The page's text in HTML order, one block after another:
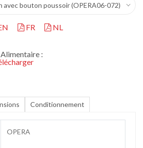
avec bouton poussoir (OPERA06-072)
FR NL
:
Conditionnement
OPERA